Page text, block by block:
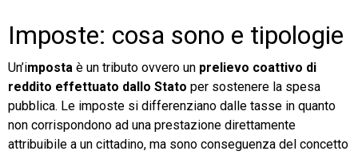
Imposte: cosa sono e tipologie
Un’imposta è un tributo ovvero un prelievo coattivo di
reddito effettuato dallo Stato per sostenere la spesa
pubblica. Le imposte si differenziano dalle tasse in quanto
non corrispondono ad una prestazione direttamente
attribuibile a un cittadino, ma sono conseguenza del concetto